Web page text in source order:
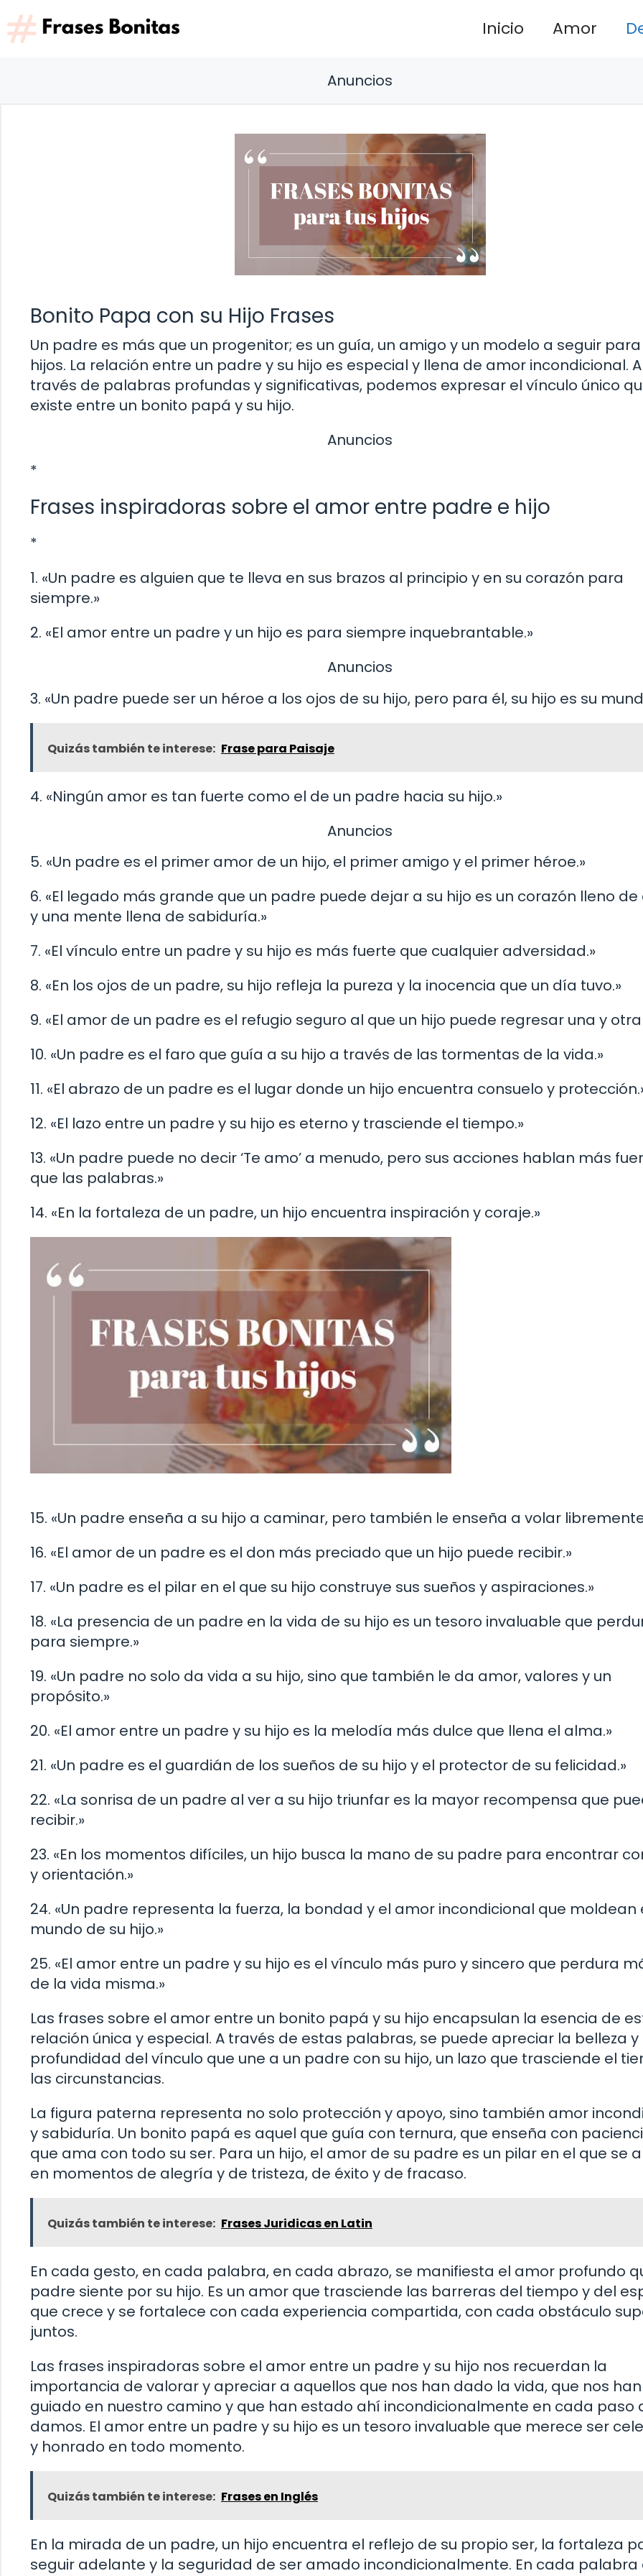
Saltar
al
contenido
Inicio Amor
Anuncios
Bonito Papa con su Hijo Frases
Un padre es más que un progenitor; es un guía, un amigo y un modelo a seguir
hijos. La relación entre un padre y su hijo es especial y llena de amor incondicional. A
través de palabras profundas y significativas, podemos expresar el vínculo único
existe entre un bonito papá y su hijo.
Anuncios
*
Frases inspiradoras sobre el amor entre padre e hijo
*
1. «Un padre es alguien que te lleva en sus brazos al principio y en su corazón para
siempre.»
2. «El amor entre un padre y un hijo es para siempre inquebrantable.»
Anuncios
3. «Un padre puede ser un héroe a los ojos de su hijo, pero para él, su hijo es su
Quizás también te interese: Frase para Paisaje
4. «Ningún amor es tan fuerte como el de un padre hacia su hijo.»
Anuncios
5. «Un padre es el primer amor de un hijo, el primer amigo y el primer héroe.»
6. «El legado más grande que un padre puede dejar a su hijo es un corazón lleno
y una mente llena de sabiduría.»
7. «El vínculo entre un padre y su hijo es más fuerte que cualquier adversidad.»
8. «En los ojos de un padre, su hijo refleja la pureza y la inocencia que un día tuvo.»
9. «El amor de un padre es el refugio seguro al que un hijo puede regresar una y otra
10. «Un padre es el faro que guía a su hijo a través de las tormentas de la vida.»
11. «El abrazo de un padre es el lugar donde un hijo encuentra consuelo y
12. «El lazo entre un padre y su hijo es eterno y trasciende el tiempo.»
13. «Un padre puede no decir ‘Te amo’ a menudo, pero sus acciones hablan más
que las palabras.»
14. «En la fortaleza de un padre, un hijo encuentra inspiración y coraje.»
15. «Un padre enseña a su hijo a caminar, pero también le enseña a volar
16. «El amor de un padre es el don más preciado que un hijo puede recibir.»
17. «Un padre es el pilar en el que su hijo construye sus sueños y aspiraciones.»
18. «La presencia de un padre en la vida de su hijo es un tesoro invaluable que
para siempre.»
19. «Un padre no solo da vida a su hijo, sino que también le da amor, valores y un
propósito.»
20. «El amor entre un padre y su hijo es la melodía más dulce que llena el alma.»
21. «Un padre es el guardián de los sueños de su hijo y el protector de su felicidad.»
22. «La sonrisa de un padre al ver a su hijo triunfar es la mayor recompensa que
recibir.»
23. «En los momentos difíciles, un hijo busca la mano de su padre para encontrar
y orientación.»
24. «Un padre representa la fuerza, la bondad y el amor incondicional que moldean
mundo de su hijo.»
25. «El amor entre un padre y su hijo es el vínculo más puro y sincero que perdura
de la vida misma.»
Las frases sobre el amor entre un bonito papá y su hijo encapsulan la esencia de
relación única y especial. A través de estas palabras, se puede apreciar la belleza y
profundidad del vínculo que une a un padre con su hijo, un lazo que trasciende el
las circunstancias.
La figura paterna representa no solo protección y apoyo, sino también amor
y sabiduría. Un bonito papá es aquel que guía con ternura, que enseña con
que ama con todo su ser. Para un hijo, el amor de su padre es un pilar en el que se
en momentos de alegría y de tristeza, de éxito y de fracaso.
Quizás también te interese: Frases Juridicas en Latin
En cada gesto, en cada palabra, en cada abrazo, se manifiesta el amor profundo
padre siente por su hijo. Es un amor que trasciende las barreras del tiempo y del
que crece y se fortalece con cada experiencia compartida, con cada obstáculo
juntos.
Las frases inspiradoras sobre el amor entre un padre y su hijo nos recuerdan la
importancia de valorar y apreciar a aquellos que nos han dado la vida, que nos han
guiado en nuestro camino y que han estado ahí incondicionalmente en cada paso
damos. El amor entre un padre y su hijo es un tesoro invaluable que merece ser
y honrado en todo momento.
Quizás también te interese: Frases en Inglés
En la mirada de un padre, un hijo encuentra el reflejo de su propio ser, la fortaleza
seguir adelante y la seguridad de ser amado incondicionalmente. En cada palabra